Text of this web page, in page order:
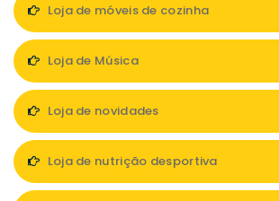
Loja de móveis de cozinha
Loja de Música
Loja de novidades
Loja de nutrição desportiva